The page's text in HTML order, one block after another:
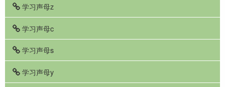
学习声母z
学习声母c
学习声母s
学习声母y